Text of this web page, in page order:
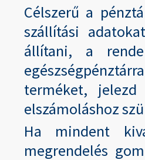
Célszerű a
szállítási
állítani, a
terméket,
elszámoláshoz
Ha mindent
megrendelés